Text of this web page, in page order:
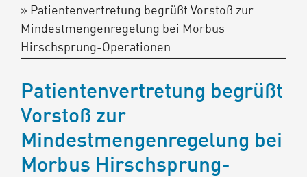
Patientenvertretung begrüßt Vorstoß zur
Mindestmengenregelung bei Morbus
Hirschsprung-Operationen
Patientenvertretung begrüßt
Vorstoß zur
Mindestmengenregelung bei
Morbus Hirschsprung-